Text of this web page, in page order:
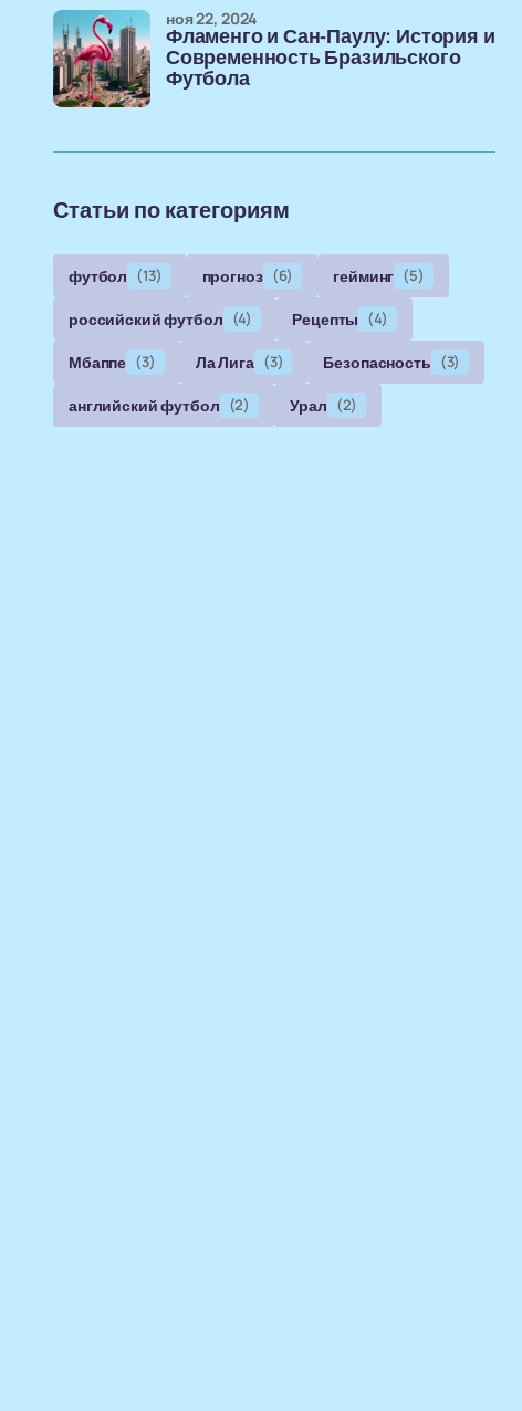
Фламенго и Сан-Паулу: История и
Современность Бразильского
Футбола
ноя 22, 2024
Статьи по категориям
футбол (13) прогноз (6) гейминг (5)
российский футбол (4) Рецепты (4)
Мбаппе (3) Ла Лига (3) Безопасность (3)
английский футбол (2) Урал (2)